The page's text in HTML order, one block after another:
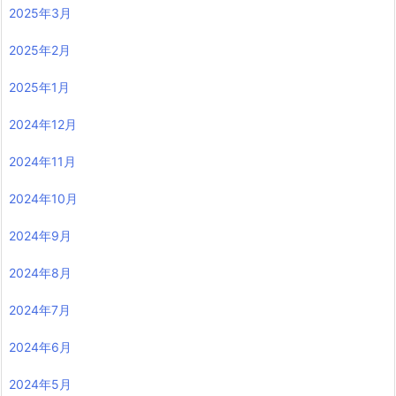
2025年3月
2025年2月
2025年1月
2024年12月
2024年11月
2024年10月
2024年9月
2024年8月
2024年7月
2024年6月
2024年5月